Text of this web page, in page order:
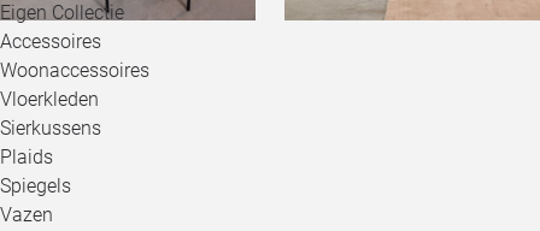
Eigen Collectie
Accessoires
Woonaccessoires
Vloerkleden
Sierkussens
Plaids
Spiegels
Vazen